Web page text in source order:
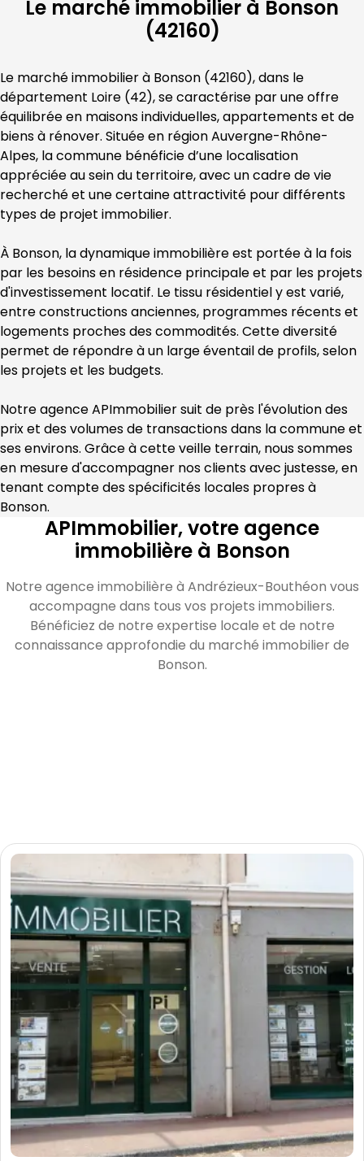
Le marché immobilier à Bonson
(42160)
Le marché immobilier à Bonson (42160), dans le
département Loire (42), se caractérise par une offre
équilibrée en maisons individuelles, appartements et de
biens à rénover. Située en région Auvergne-Rhône-
Alpes, la commune bénéficie d’une localisation
appréciée au sein du territoire, avec un cadre de vie
recherché et une certaine attractivité pour différents
types de projet immobilier.
À Bonson, la dynamique immobilière est portée à la fois
par les besoins en résidence principale et par les projets
d'investissement locatif. Le tissu résidentiel y est varié,
entre constructions anciennes, programmes récents et
logements proches des commodités. Cette diversité
permet de répondre à un large éventail de profils, selon
les projets et les budgets.
Notre agence APImmobilier suit de près l'évolution des
prix et des volumes de transactions dans la commune et
ses environs. Grâce à cette veille terrain, nous sommes
en mesure d'accompagner nos clients avec justesse, en
Bonson.
APImmobilier, votre agence
immobilière à Bonson
Notre agence immobilière à Andrézieux-Bouthéon vous
accompagne dans tous vos projets immobiliers.
Bénéficiez de notre expertise locale et de notre
connaissance approfondie du marché immobilier de
Bonson.